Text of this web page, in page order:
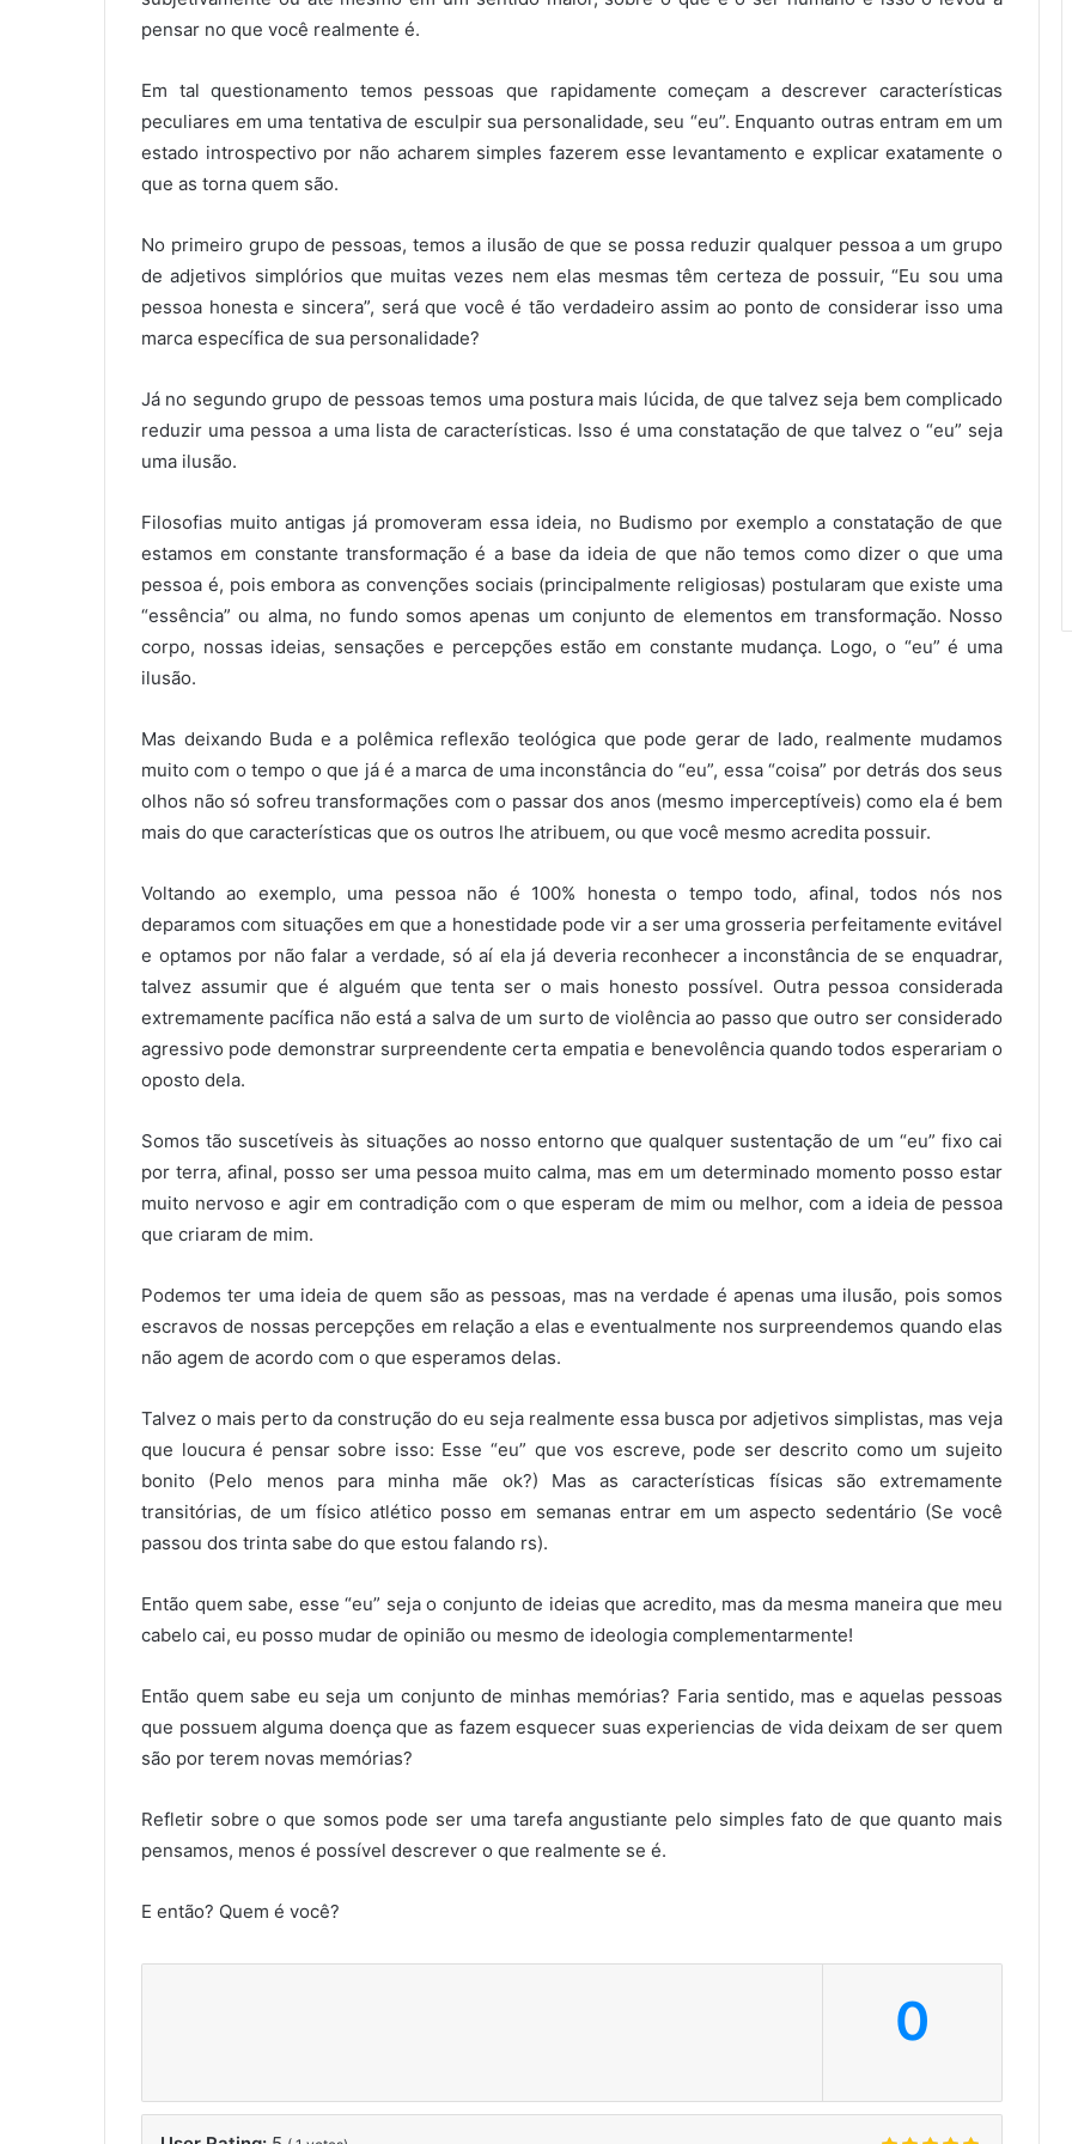
pensar no que você realmente é.
Em tal questionamento temos pessoas que rapidamente começam a descrever características
peculiares em uma tentativa de esculpir sua personalidade, seu “eu”. Enquanto outras entram em um
estado introspectivo por não acharem simples fazerem esse levantamento e explicar exatamente o
que as torna quem são.
No primeiro grupo de pessoas, temos a ilusão de que se possa reduzir qualquer pessoa a um grupo
de adjetivos simplórios que muitas vezes nem elas mesmas têm certeza de possuir, “Eu sou uma
pessoa honesta e sincera”, será que você é tão verdadeiro assim ao ponto de considerar isso uma
marca específica de sua personalidade?
Já no segundo grupo de pessoas temos uma postura mais lúcida, de que talvez seja bem complicado
reduzir uma pessoa a uma lista de características. Isso é uma constatação de que talvez o “eu” seja
uma ilusão.
Filosofias muito antigas já promoveram essa ideia, no Budismo por exemplo a constatação de que
estamos em constante transformação é a base da ideia de que não temos como dizer o que uma
pessoa é, pois embora as convenções sociais (principalmente religiosas) postularam que existe uma
“essência” ou alma, no fundo somos apenas um conjunto de elementos em transformação. Nosso
corpo, nossas ideias, sensações e percepções estão em constante mudança. Logo, o “eu” é uma
ilusão.
Mas deixando Buda e a polêmica reflexão teológica que pode gerar de lado, realmente mudamos
muito com o tempo o que já é a marca de uma inconstância do “eu”, essa “coisa” por detrás dos seus
olhos não só sofreu transformações com o passar dos anos (mesmo imperceptíveis) como ela é bem
mais do que características que os outros lhe atribuem, ou que você mesmo acredita possuir.
Voltando ao exemplo, uma pessoa não é 100% honesta o tempo todo, afinal, todos nós nos
deparamos com situações em que a honestidade pode vir a ser uma grosseria perfeitamente evitável
e optamos por não falar a verdade, só aí ela já deveria reconhecer a inconstância de se enquadrar,
talvez assumir que é alguém que tenta ser o mais honesto possível. Outra pessoa considerada
extremamente pacífica não está a salva de um surto de violência ao passo que outro ser considerado
agressivo pode demonstrar surpreendente certa empatia e benevolência quando todos esperariam o
oposto dela.
Somos tão suscetíveis às situações ao nosso entorno que qualquer sustentação de um “eu” fixo cai
por terra, afinal, posso ser uma pessoa muito calma, mas em um determinado momento posso estar
muito nervoso e agir em contradição com o que esperam de mim ou melhor, com a ideia de pessoa
que criaram de mim.
Podemos ter uma ideia de quem são as pessoas, mas na verdade é apenas uma ilusão, pois somos
escravos de nossas percepções em relação a elas e eventualmente nos surpreendemos quando elas
não agem de acordo com o que esperamos delas.
Talvez o mais perto da construção do eu seja realmente essa busca por adjetivos simplistas, mas veja
que loucura é pensar sobre isso: Esse “eu” que vos escreve, pode ser descrito como um sujeito
bonito (Pelo menos para minha mãe ok?) Mas as características físicas são extremamente
transitórias, de um físico atlético posso em semanas entrar em um aspecto sedentário (Se você
passou dos trinta sabe do que estou falando rs).
Então quem sabe, esse “eu” seja o conjunto de ideias que acredito, mas da mesma maneira que meu
cabelo cai, eu posso mudar de opinião ou mesmo de ideologia complementarmente!
Então quem sabe eu seja um conjunto de minhas memórias? Faria sentido, mas e aquelas pessoas
que possuem alguma doença que as fazem esquecer suas experiencias de vida deixam de ser quem
são por terem novas memórias?
Refletir sobre o que somos pode ser uma tarefa angustiante pelo simples fato de que quanto mais
pensamos, menos é possível descrever o que realmente se é.
E então? Quem é você?
0